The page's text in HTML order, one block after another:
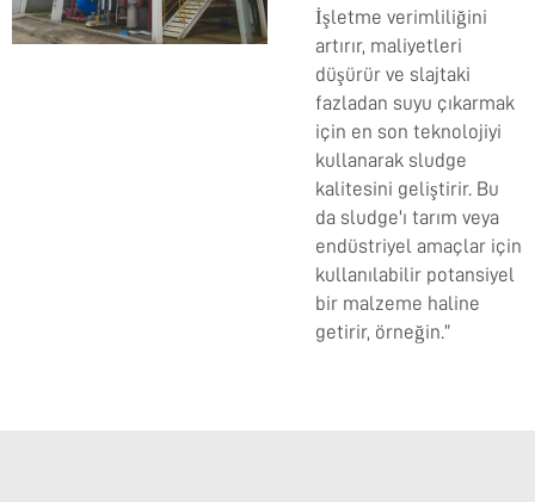
İşletme verimliliğini
artırır, maliyetleri
düşürür ve slajtaki
fazladan suyu çıkarmak
için en son teknolojiyi
kullanarak sludge
kalitesini geliştirir. Bu
da sludge'ı tarım veya
endüstriyel amaçlar için
kullanılabilir potansiyel
bir malzeme haline
getirir, örneğin.”